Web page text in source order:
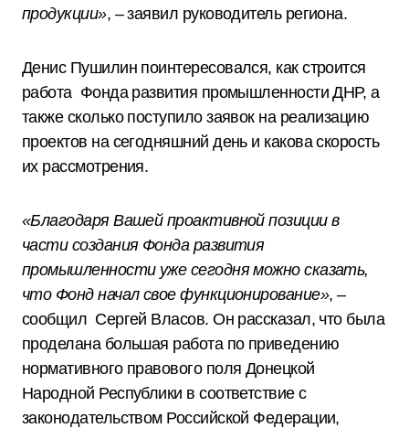
продукции», – заявил руководитель региона.
Денис Пушилин поинтересовался, как строится
работа Фонда развития промышленности ДНР, а
также сколько поступило заявок на реализацию
проектов на сегодняшний день и какова скорость
их рассмотрения.
«Благодаря Вашей проактивной позиции в
части создания Фонда развития
промышленности уже сегодня можно сказать,
что Фонд начал свое функционирование», –
сообщил Сергей Власов. Он рассказал, что была
проделана большая работа по приведению
нормативного правового поля Донецкой
Народной Республики в соответствие с
законодательством Российской Федерации,